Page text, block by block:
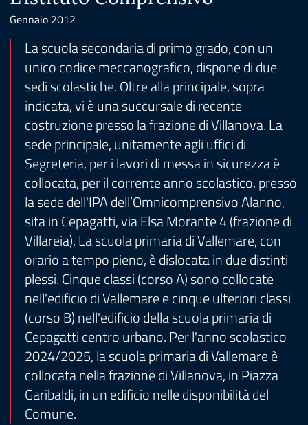
Gennaio 2012
La scuola secondaria di primo grado, con un
unico codice meccanografico, dispone di due
sedi scolastiche. Oltre alla principale, sopra
indicata, vi è una succursale di recente
costruzione presso la frazione di Villanova. La
sede principale, unitamente agli uffici di
Segreteria, per i lavori di messa in sicurezza è
collocata, per il corrente anno scolastico, presso
la sede dell'IPA dell’Omnicomprensivo Alanno,
sita in Cepagatti, via Elsa Morante 4 (frazione di
Villareia). La scuola primaria di Vallemare, con
orario a tempo pieno, è dislocata in due distinti
plessi. Cinque classi (corso A) sono collocate
nell'edificio di Vallemare e cinque ulteriori classi
(corso B) nell'edificio della scuola primaria di
Cepagatti centro urbano. Per l'anno scolastico
2024/2025, la scuola primaria di Vallemare è
collocata nella frazione di Villanova, in Piazza
Garibaldi, in un edificio nelle disponibilità del
Comune.